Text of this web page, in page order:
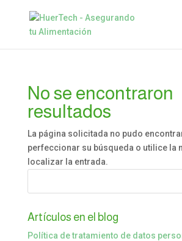
No se encontraron
resultados
La página solicitada no pudo
perfeccionar su búsqueda o utilice la
localizar la entrada.
Artículos en el blog
Política de tratamiento de datos